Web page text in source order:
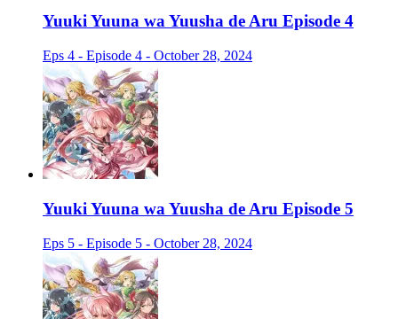
Yuuki Yuuna wa Yuusha de Aru Episode 4
Eps 4 - Episode 4 - October 28, 2024
Yuuki Yuuna wa Yuusha de Aru Episode 5
Eps 5 - Episode 5 - October 28, 2024